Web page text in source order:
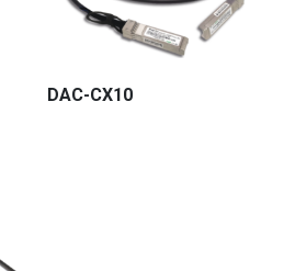
DAC-CX10